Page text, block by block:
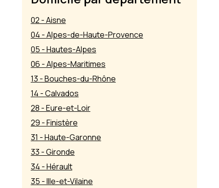
02 - Aisne
04 - Alpes-de-Haute-Provence
05 - Hautes-Alpes
06 - Alpes-Maritimes
13 - Bouches-du-Rhône
14 - Calvados
28 - Eure-et-Loir
29 - Finistère
31 - Haute-Garonne
33 - Gironde
34 - Hérault
35 - Ille-et-Vilaine